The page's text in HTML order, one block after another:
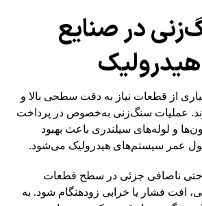
در صنایع
از قطعات نیاز به دقت سطحی بالا و
عملیات سنگ‌زنی به‌خصوص در پرداخت
و لوله‌های سیلندری باعث بهبود
عمر سیستم‌های هیدرولیک می‌شود.
حتی ناصافی جزئی در سطح قطعات
افت فشار یا خرابی زودهنگام شود. به